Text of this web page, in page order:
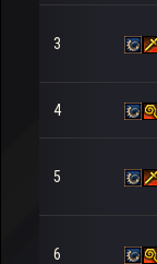
3
4
5
6